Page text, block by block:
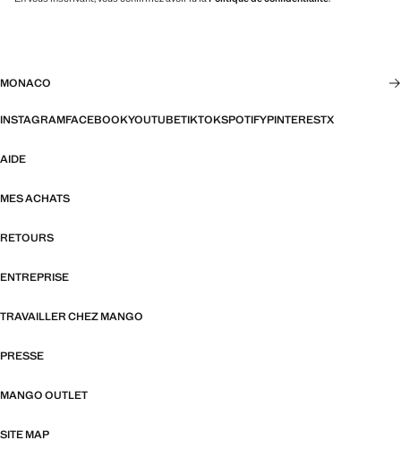
MONACO
INSTAGRAMFACEBOOKYOUTUBETIKTOKSPOTIFYPINTERESTX
AIDE
MES ACHATS
RETOURS
ENTREPRISE
TRAVAILLER CHEZ MANGO
PRESSE
MANGO OUTLET
SITE MAP